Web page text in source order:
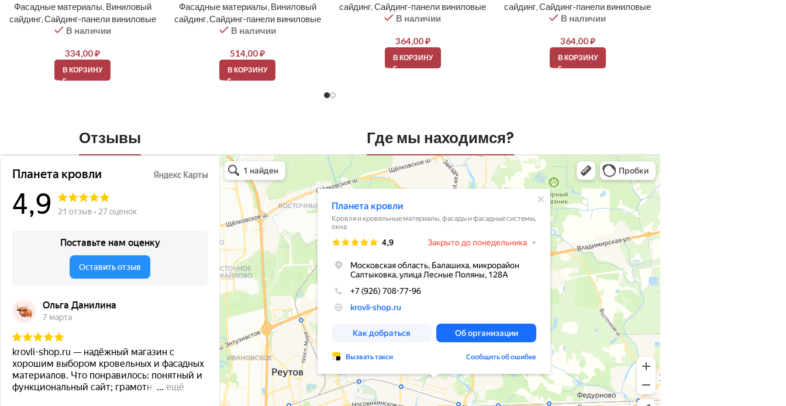
Фасадные материалы, Виниловый
сайдинг,Сайдинг-панели виниловые
В наличии
334,00₽
В КОРЗИНУ
Фасадные материалы, Виниловый
сайдинг,Сайдинг-панели виниловые
В наличии
514,00₽
В КОРЗИНУ
сайдинг,Сайдинг-панели виниловые
В наличии
364,00₽
В КОРЗИНУ
сайдинг,Сайдинг-панели виниловые
В наличии
364,00₽
В КОРЗИНУ
Отзывы Где мы находимся?
Планета кровли
Кровля и кровельные материалы в Балашихе
Окна в Балашихе